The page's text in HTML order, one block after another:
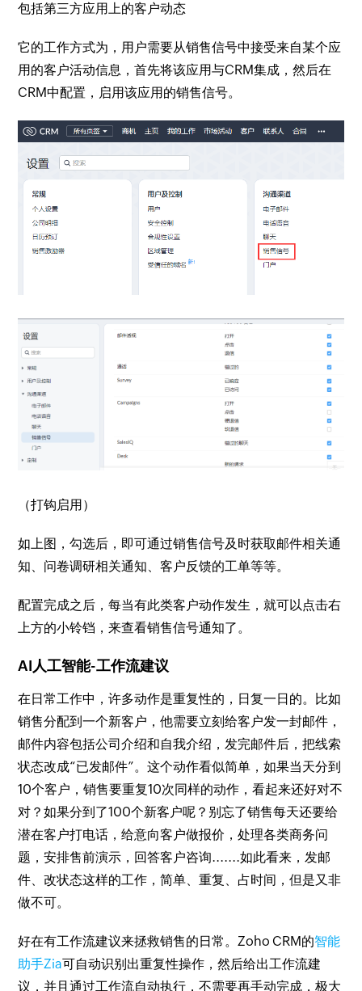
包括第三方应用上的客户动态
它的工作方式为，用户需要从销售信号中接受来自某个应
用的客户活动信息，首先将该应用与CRM集成，然后在
CRM中配置，启用该应用的销售信号。
（打钩启用）
如上图，勾选后，即可通过销售信号及时获取邮件相关通
知、问卷调研相关通知、客户反馈的工单等等。
配置完成之后，每当有此类客户动作发生，就可以点击右
上方的小铃铛，来查看销售信号通知了。
AI人工智能-工作流建议
在日常工作中，许多动作是重复性的，日复一日的。比如
销售分配到一个新客户，他需要立刻给客户发一封邮件，
邮件内容包括公司介绍和自我介绍，发完邮件后，把线索
状态改成“已发邮件”。这个动作看似简单，如果当天分到
10个客户，销售要重复10次同样的动作，看起来还好对不
对？如果分到了100个新客户呢？别忘了销售每天还要给
潜在客户打电话，给意向客户做报价，处理各类商务问
题，安排售前演示，回答客户咨询.......如此看来，发邮
件、改状态这样的工作，简单、重复、占时间，但是又非
做不可。
好在有工作流建议来拯救销售的日常。Zoho CRM的智能
助手Zia可自动识别出重复性操作，然后给出工作流建
议，并且通过工作流自动执行，不需要再手动完成，极大